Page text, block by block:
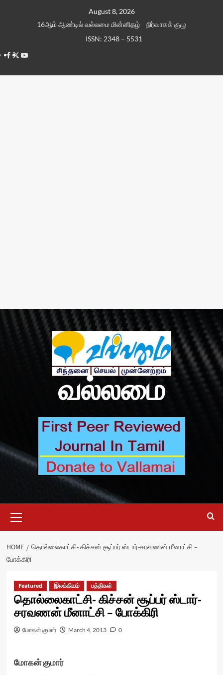
August 8, 2026
16ஆம் ஆண்டில் வல்லமை மின்னிதழ்
நிர்வாகக் குழு
ISSN: 2348 – 5531
Facebook
TwitterYoutube
வல்லமை
Menu
HOME
தொல்லைகாட்சி- கிச்சன் சூப்பர் ஸ்டார்-சரவணன் மீனாட்சி –
போக்கிரி
Featured இலக்கியம் பத்திகள்
தொல்லைகாட்சி- கிச்சன் சூப்பர் ஸ்டார்-
சரவணன் மீனாட்சி – போக்கிரி
மோகன் குமார் March 4, 2013 0
மோகன் குமார்